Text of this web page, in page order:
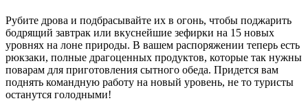
Рубите дрова и подбрасывайте их в огонь, чтобы поджарить
бодрящий завтрак или вкуснейшие зефирки на 15 новых
уровнях на лоне природы. В вашем распоряжении теперь есть
рюкзаки, полные драгоценных продуктов, которые так нужны
поварам для приготовления сытного обеда. Придется вам
поднять командную работу на новый уровень, не то туристы
останутся голодными!